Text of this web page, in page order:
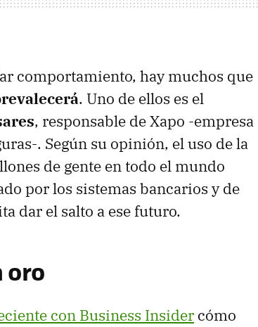
comportamiento, hay muchos que
. Uno de ellos es el
, responsable de Xapo -empresa
. Según su opinión, el uso de la
de gente en todo el mundo
por los sistemas bancarios y de
dar el salto a ese futuro.
oro
con Business Insider cómo